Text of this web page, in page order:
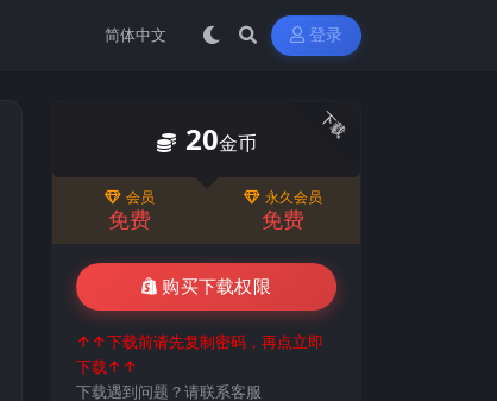
登录
下载
20金币
会员
免费
永久会员
免费
购买下载权限
↑↑下载前请先复制密码，再点立即
下载↑↑
下载遇到问题？请联系客服